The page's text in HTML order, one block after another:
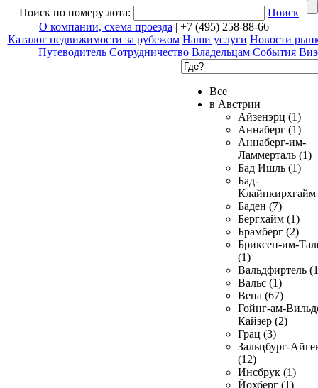
Поиск по номеру лота:
Поиск
О компании, схема проезда | +7 (495) 258-88-66
Каталог недвижимости за рубежом Наши услуги Новости
Путеводитель Сотрудничество Владельцам События
Все
в Австрии
Айзенэрц (1)
Аннаберг (1)
Аннаберг-им-
Ламмерталь (1)
Бад Ишль (1)
Бад-
Клайнкирхгайм
Баден (7)
Бергхайм (1)
Брамберг (2)
Бриксен-им-
(1)
Вальдфиртель
Вальс (1)
Вена (67)
Гойнг-ам-
Кайзер (2)
Грац (3)
Зальцбург-
(12)
Инсбрук (1)
Йохберг (1)